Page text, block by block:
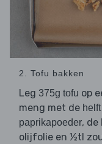
2. Tofu bakken
Leg 375g tofu op
meng met de
paprikapoeder, de
olijfolie en ½tl